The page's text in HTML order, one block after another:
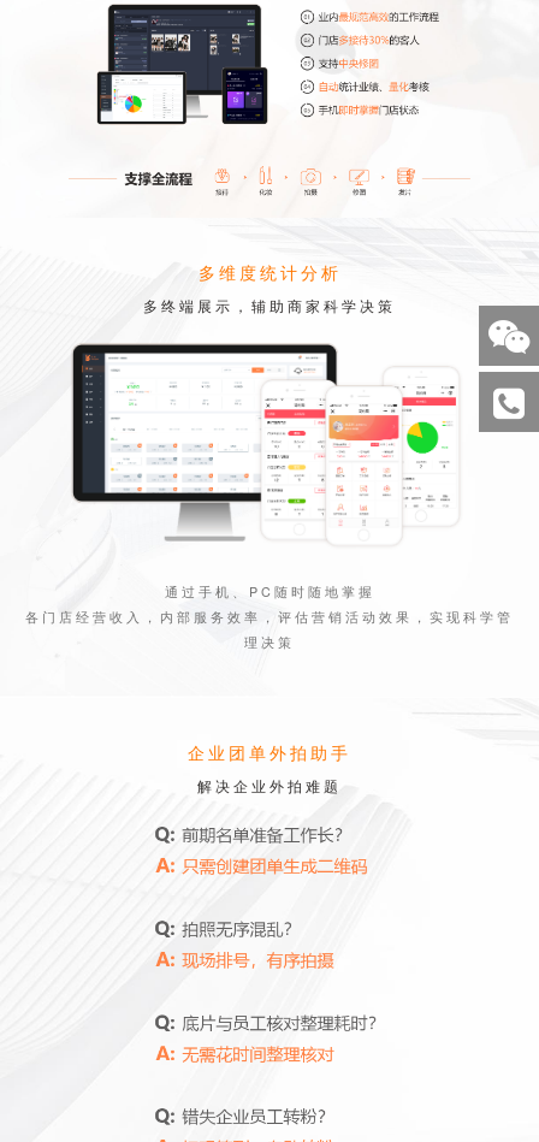
多维度统计分析
多终端展示，辅助商家科学决策
通过手机、PC随时随地掌握
各门店经营收入，内部服务效率，评估营销活动效果，实现科学管
理决策
企业团单外拍助手
解决企业外拍难题